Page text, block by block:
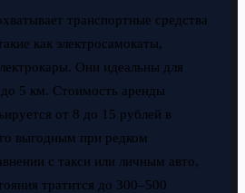
транспортные средства
как электросамокаты,
Они идеальны для
5 км. Стоимость аренды
от 8 до 15 рублей в
выгодным при редком
с такси или личным авто,
тратится до 300–500